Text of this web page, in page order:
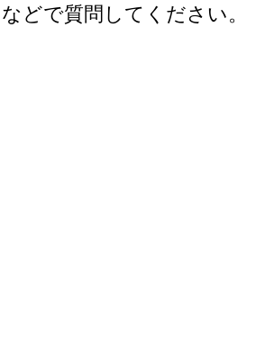
どで質問してください。